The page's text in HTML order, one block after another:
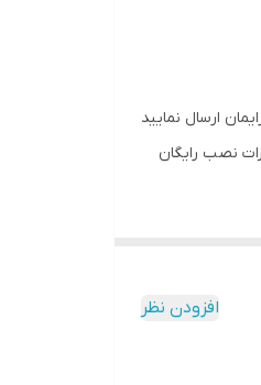
را برایمان ارسال نمایید
نصب رایگان
افزودن نظر